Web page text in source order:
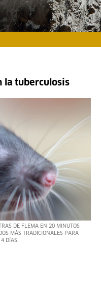
la tuberculosis
DE FLEMA EN 20 MINUTOS
MÁS TRADICIONALES PARA
4 DÍAS.